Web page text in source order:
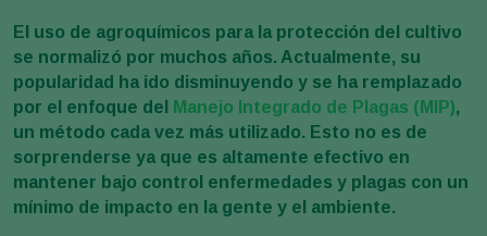
El uso de agroquímicos para la protección del cultivo
se normalizó por muchos años. Actualmente, su
popularidad ha ido disminuyendo y se ha remplazado
por el enfoque del
Manejo Integrado de Plagas (MIP),
un método cada vez más utilizado. Esto no es de
sorprenderse ya que es altamente efectivo en
mantener bajo control enfermedades y plagas con un
mínimo de impacto en la gente y el ambiente.